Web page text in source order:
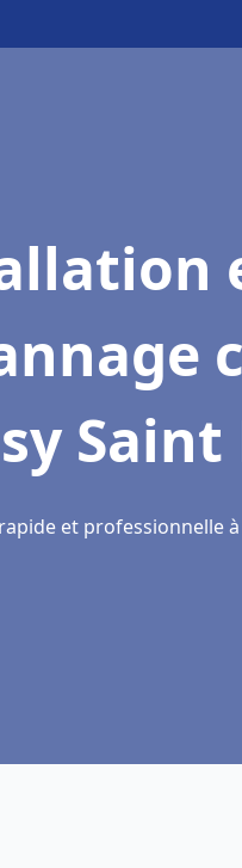
Saint
et professionnelle à